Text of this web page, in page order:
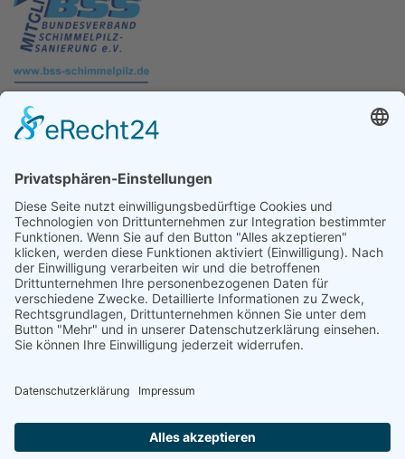
Bautrocknung Wasserschaden
Schimmel-Gutachter Würzburg
Datenschutz
Impressum
© A. Förth 2026. Alle Rechte vorbehalten. Entwickelt und mit